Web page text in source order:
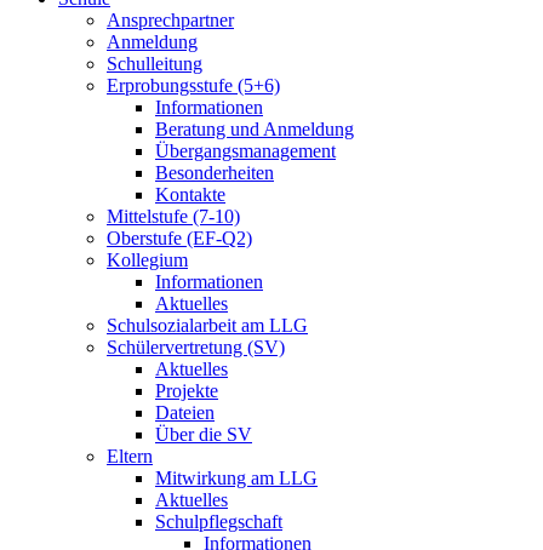
Ansprechpartner
Anmeldung
Schulleitung
Erprobungsstufe (5+6)
Informationen
Beratung und Anmeldung
Übergangsmanagement
Besonderheiten
Kontakte
Mittelstufe (7-10)
Oberstufe (EF-Q2)
Kollegium
Informationen
Aktuelles
Schulsozialarbeit am LLG
Schülervertretung (SV)
Aktuelles
Projekte
Dateien
Über die SV
Eltern
Mitwirkung am LLG
Aktuelles
Schulpflegschaft
Informationen